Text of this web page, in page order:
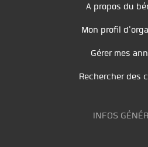
A propos du
Mon profil
Gérer mes
Rechercher des
INFOS